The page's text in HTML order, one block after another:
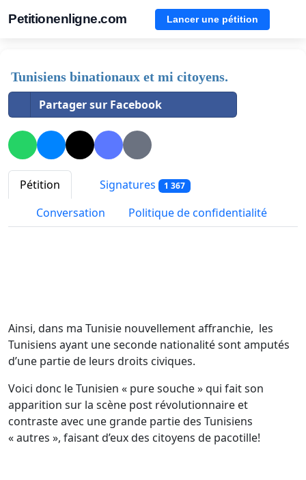
Petitionenligne.com Lancer une pétition
Tunisiens binationaux et mi citoyens.
Partager sur Facebook
Pétition Signatures 1 367
Conversation Politique de confidentialité
Ainsi, dans ma Tunisie nouvellement affranchie, les
Tunisiens ayant une seconde nationalité sont amputés
d’une partie de leurs droits civiques.
Voici donc le Tunisien « pure souche » qui fait son
apparition sur la scène post révolutionnaire et
contraste avec une grande partie des Tunisiens
« autres », faisant d’eux des citoyens de pacotille!